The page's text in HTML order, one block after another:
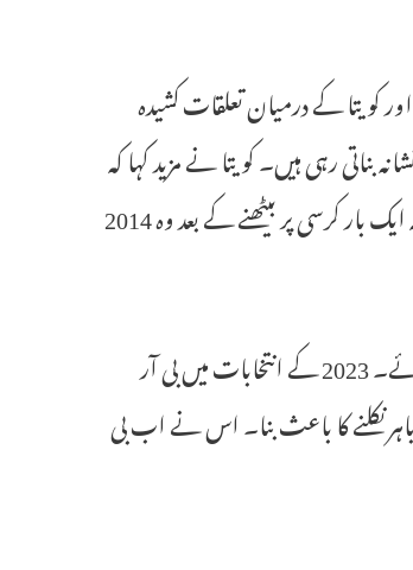
کویتا کے درمیان تعلقات کشیدہ
بناتی رہی ہیں۔ کویتا نے مزید کہا کہ
ان کا وقت آئے گا اور دعویٰ کیا کہ وہ ایک دن وزیراعلیٰ بنیں گی۔ انہوں نے خبردار کیا کہ ایک بار کرسی پر بیٹھنے کے بعد وہ 2014
انہوں نے کہا کہ وہ ہر اس شخص کو قانونی نوٹس بھیجیں گی جنہوں نے ان پر الزامات لگائے۔ 2023 کے انتخابات میں بی آر
نکلنے کا باعث بنا۔ اس نے اب بی